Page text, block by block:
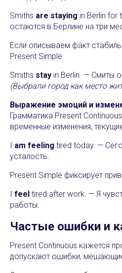
Smiths are staying in Berlin for
остаются в Берлине на три
Если описываем факт
Present Simple:
Smiths stay in Berlin. — Смиты
(Выбрали город как место
Выражение эмоций и
Грамматика Present
временные изменения,
I am feeling tired today. —
усталость.
Present Simple фиксирует
I feel tired after work. — Я
работы.
Частые ошибки и
Present Continuous кажется
допускают ошибки,